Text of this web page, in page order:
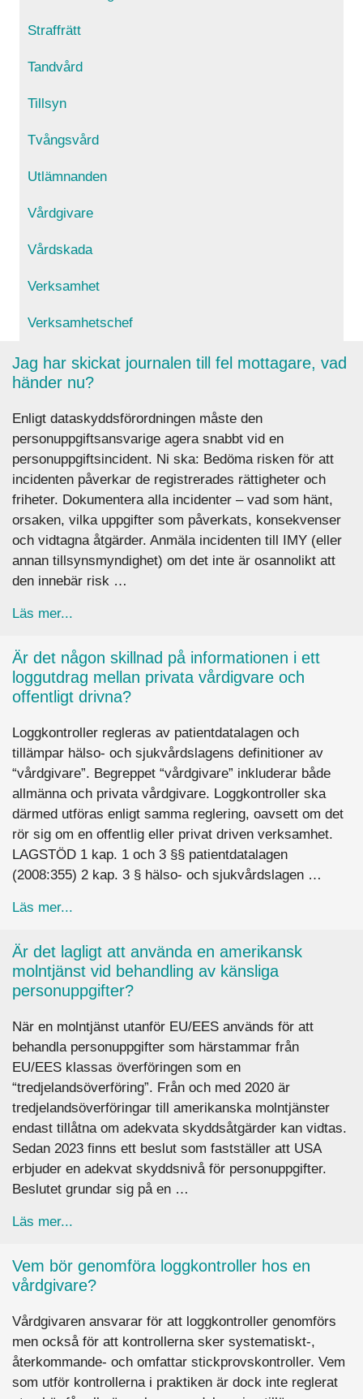
Straffrätt
Tandvård
Tillsyn
Tvångsvård
Utlämnanden
Vårdgivare
Vårdskada
Verksamhet
Verksamhetschef
Jag har skickat journalen till fel mottagare, vad
händer nu?
Enligt dataskyddsförordningen måste den
personuppgiftsansvarige agera snabbt vid en
personuppgiftsincident. Ni ska: Bedöma risken för att
incidenten påverkar de registrerades rättigheter och
friheter. Dokumentera alla incidenter – vad som hänt,
orsaken, vilka uppgifter som påverkats, konsekvenser
och vidtagna åtgärder. Anmäla incidenten till IMY (eller
annan tillsynsmyndighet) om det inte är osannolikt att
den innebär risk …
Läs mer...
Är det någon skillnad på informationen i ett
loggutdrag mellan privata vårdigvare och
offentligt drivna?
Loggkontroller regleras av patientdatalagen och
tillämpar hälso- och sjukvårdslagens definitioner av
“vårdgivare”. Begreppet “vårdgivare” inkluderar både
allmänna och privata vårdgivare. Loggkontroller ska
därmed utföras enligt samma reglering, oavsett om det
rör sig om en offentlig eller privat driven verksamhet.
LAGSTÖD 1 kap. 1 och 3 §§ patientdatalagen
(2008:355) 2 kap. 3 § hälso- och sjukvårdslagen …
Läs mer...
Är det lagligt att använda en amerikansk
molntjänst vid behandling av känsliga
personuppgifter?
När en molntjänst utanför EU/EES används för att
behandla personuppgifter som härstammar från
EU/EES klassas överföringen som en
“tredjelandsöverföring”. Från och med 2020 är
tredjelandsöverföringar till amerikanska molntjänster
endast tillåtna om adekvata skyddsåtgärder kan vidtas.
Sedan 2023 finns ett beslut som fastställer att USA
erbjuder en adekvat skyddsnivå för personuppgifter.
Beslutet grundar sig på en …
Läs mer...
Vem bör genomföra loggkontroller hos en
vårdgivare?
Vårdgivaren ansvarar för att loggkontroller genomförs
men också för att kontrollerna sker systematiskt-,
återkommande- och omfattar stickprovskontroller. Vem
som utför kontrollerna i praktiken är dock inte reglerat